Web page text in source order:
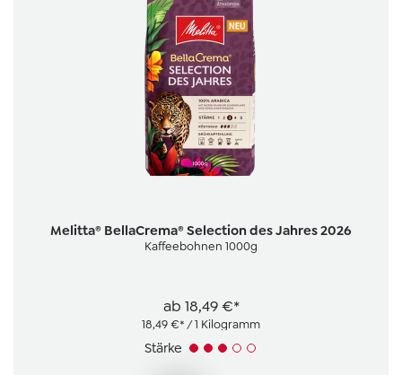
Melitta® BellaCrema® Selection des Jahres 2026
Kaffeebohnen 1000g
ab 18,49 €*
18,49 €* / 1 Kilogramm
Stärke